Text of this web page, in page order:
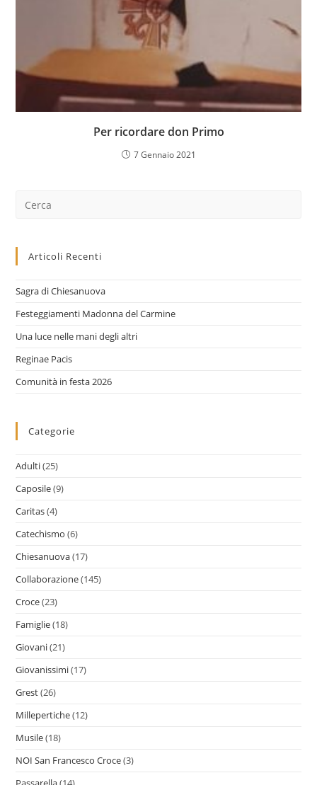
Per ricordare don Primo
7 Gennaio 2021
nel
Articoli Recenti
Sagra di Chiesanuova
Festeggiamenti Madonna del Carmine
Una luce nelle mani degli altri
Reginae Pacis
Comunità in festa 2026
Categorie
Adulti(25)
Caposile(9)
Caritas(4)
Catechismo (6)
Chiesanuova(17)
Collaborazione(145)
Croce(23)
Famiglie(18)
Giovani(21)
Giovanissimi(17)
Grest(26)
Millepertiche(12)
Musile(18)
NOI San Francesco Croce(3)